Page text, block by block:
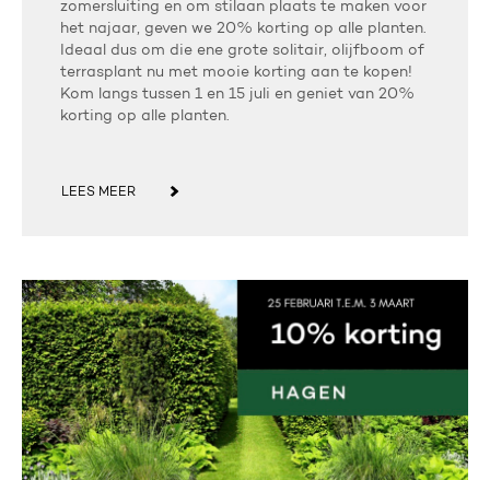
zomersluiting en om stilaan plaats te maken voor
het najaar, geven we 20% korting op alle planten.
Ideaal dus om die ene grote solitair, olijfboom of
terrasplant nu met mooie korting aan te kopen!
Kom langs tussen 1 en 15 juli en geniet van 20%
korting op alle planten.
LEES MEER